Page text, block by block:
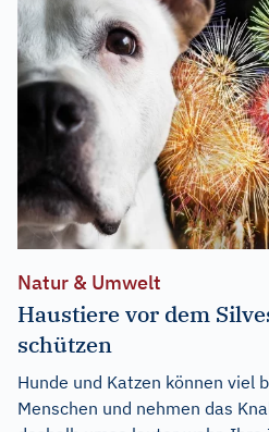
Natur & Umwelt
Haustiere vor dem
schützen
Hunde und Katzen können viel
Menschen und nehmen das